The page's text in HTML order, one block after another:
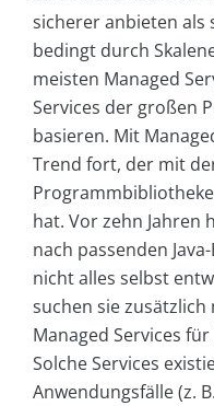
sicherer anbieten als
bedingt durch
meisten Managed
Services der großen
basieren. Mit
Trend fort, der mit
hat. Vor zehn Jahren
nach passenden
nicht alles selbst
suchen sie
Managed Services
Solche Services
Anwendungsfälle (z.